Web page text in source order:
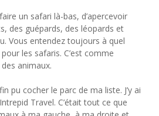
un safari là-bas, d’apercevoir
des guépards, des léopards et
Vous entendez toujours à quel
les safaris. C’est comme
des animaux.
pu cocher le parc de ma liste. J’y ai
Travel. C’était tout ce que